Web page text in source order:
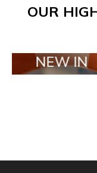
OUR